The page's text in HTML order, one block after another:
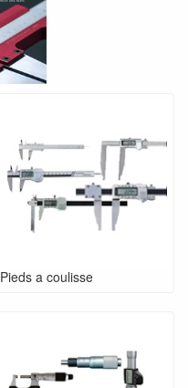
Pieds a coulisse